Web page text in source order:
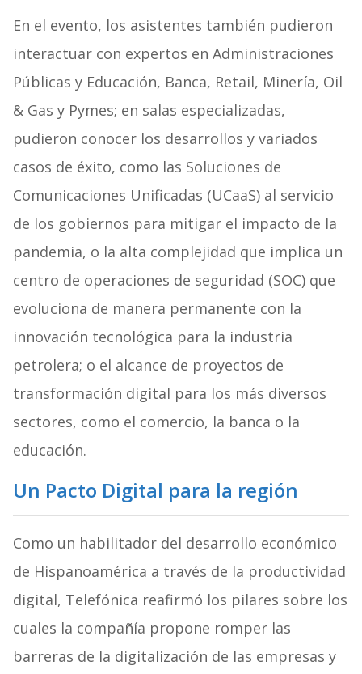
En el evento, los asistentes también pudieron
interactuar con expertos en Administraciones
Públicas y Educación, Banca, Retail, Minería, Oil
& Gas y Pymes; en salas especializadas,
pudieron conocer los desarrollos y variados
casos de éxito, como las Soluciones de
Comunicaciones Unificadas (UCaaS) al servicio
de los gobiernos para mitigar el impacto de la
pandemia, o la alta complejidad que implica un
centro de operaciones de seguridad (SOC) que
evoluciona de manera permanente con la
innovación tecnológica para la industria
petrolera; o el alcance de proyectos de
transformación digital para los más diversos
sectores, como el comercio, la banca o la
educación.
Un Pacto Digital para la región
Como un habilitador del desarrollo económico
de Hispanoamérica a través de la productividad
digital, Telefónica reafirmó los pilares sobre los
cuales la compañía propone romper las
barreras de la digitalización de las empresas y